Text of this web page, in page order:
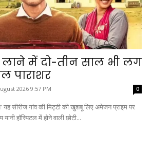
में दो-तीन साल भी लग
पाराशर
2026 9:57 PM 0
सीरीज गांव की मिट्टी की खुशबू लिए अमेजन प्राइम पर
हॉस्पिटल में होने वाली छोटी...